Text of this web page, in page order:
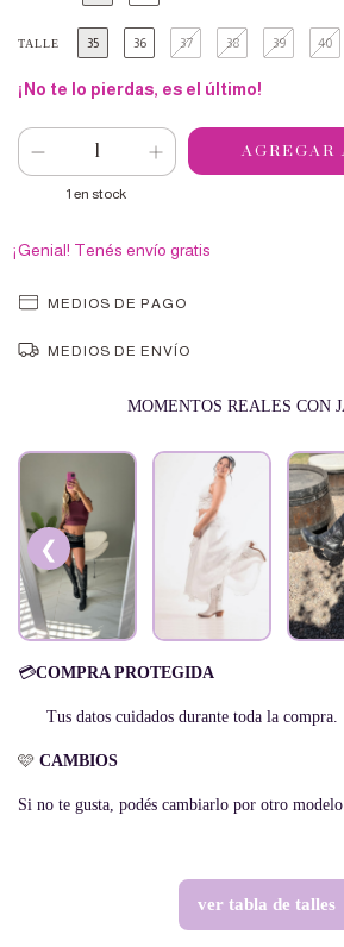
TALLE 35 36 37 38 39 40
¡No te lo pierdas, es el último!
1 en stock
¡Genial! Tenés envío gratis
MEDIOS DE PAGO
MEDIOS DE ENVÍO
MOMENTOS REALES CON
❮
💳COMPRA PROTEGIDA
Tus datos cuidados durante toda la compra.
🩷 CAMBIOS
Si no te gusta, podés cambiarlo por otro
ver tabla de talles